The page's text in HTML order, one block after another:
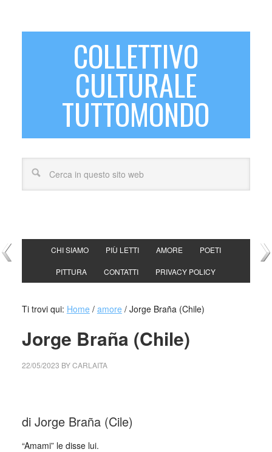
COLLETTIVO
CULTURALE
TUTTOMONDO
CHI SIAMO PIÙ LETTI AMORE POETI
PITTURA CONTATTI PRIVACY POLICY
Ti trovi qui: Home / amore /Jorge Braña (Chile)
Jorge Braña (Chile)
22/05/2023 BYCARLAITA
di Jorge Braña (Cile)
“Amami” le disse lui.